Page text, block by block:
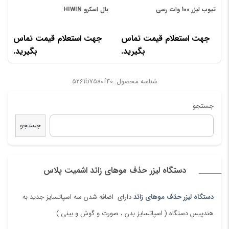
جستجو
جستجو
دستگاه لیزر حذف موهای زائد اشمیت پلاس
دستگاه لیزر حذف موهای زائددارای اضافه شدن سه اسپاتسایز جدید به
هندپیس دستگاه ( اسپاتسایز بدن ، صورت و گوش و بینی )
طول عمر طولانی
تجهیزات لیزر صنعتی
وزن (کیلوگرم):
طول موج:
10.60um
نرم افزار کاربردی:
ایمیل *
تیوب لیزر 100 وات رسی
جهت استعلام قیمت تماس
بگیرید.
بال اسکرو HIWIN
جهت استعلام قیمت تماس
بگیرید.
شناسه محصول: 5261b75a0f40